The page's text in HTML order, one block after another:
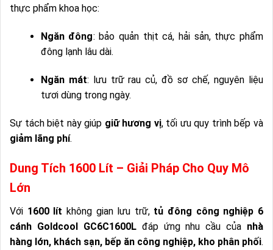
thực phẩm khoa học:
Ngăn đông: bảo quản thịt cá, hải sản, thực phẩm
đông lạnh lâu dài.
Ngăn mát: lưu trữ rau củ, đồ sơ chế, nguyên liệu
tươi dùng trong ngày.
Sự tách biệt này giúp giữ hương vị, tối ưu quy trình bếp và
giảm lãng phí.
Dung Tích 1600 Lít – Giải Pháp Cho Quy Mô
Lớn
Với 1600 lít không gian lưu trữ, tủ đông công nghiệp 6
cánh Goldcool GC6C1600Lđáp ứng nhu cầu của nhà
hàng lớn, khách sạn, bếp ăn công nghiệp, kho phân phối.